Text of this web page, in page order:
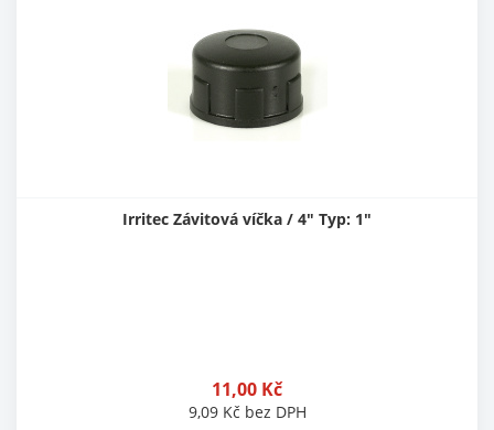
Irritec Závitová víčka / 4" Typ: 1"
11,00 Kč
9,09 Kč bez DPH